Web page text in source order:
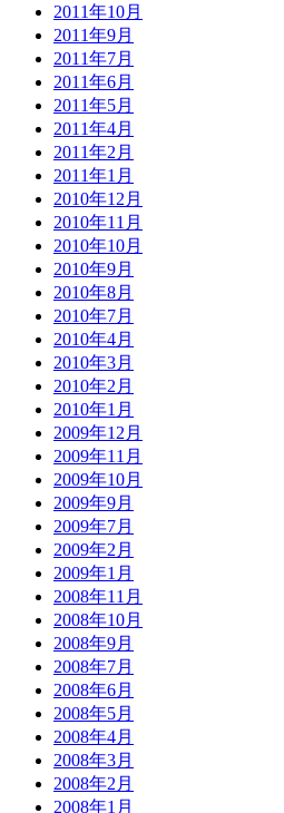
2011年10月
2011年9月
2011年7月
2011年6月
2011年5月
2011年4月
2011年2月
2011年1月
2010年12月
2010年11月
2010年10月
2010年9月
2010年8月
2010年7月
2010年4月
2010年3月
2010年2月
2010年1月
2009年12月
2009年11月
2009年10月
2009年9月
2009年7月
2009年2月
2009年1月
2008年11月
2008年10月
2008年9月
2008年7月
2008年6月
2008年5月
2008年4月
2008年3月
2008年2月
2008年1月